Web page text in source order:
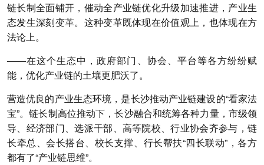
链长制全面铺开，催动全产业链优化升级加速推进，产业生
态发生深刻变革。 这种变革既体现在价值观上，也体现在方
法论上。
——在这个生态中，政府部门、协会、平台等各方纷纷赋
能，优化产业链的土壤更肥沃了。
营造优良的产业生态环境，是长沙推动产业链建设的“看家法
宝”。链长制高位推动下，长沙融合和统筹各种力量，市级领
导、经济部门、选派干部、高等院校、行业协会齐参与，链
长牵总、会长搭台、校长支撑、行长帮扶“四长联动”，各方
都有了“产业链思维”。